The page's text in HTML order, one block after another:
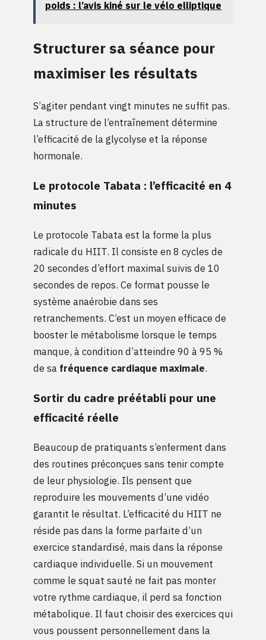
poids : l’avis kiné sur le vélo elliptique
Structurer sa séance pour
maximiser les résultats
S’agiter pendant vingt minutes ne suffit pas.
La structure de l’entraînement détermine
l’efficacité de la glycolyse et la réponse
hormonale.
Le protocole Tabata : l’efficacité en 4
minutes
Le protocole Tabata est la forme la plus
radicale du HIIT. Il consiste en 8 cycles de
20 secondes d’effort maximal suivis de 10
secondes de repos. Ce format pousse le
système anaérobie dans ses
retranchements. C’est un moyen efficace de
booster le métabolisme lorsque le temps
manque, à condition d’atteindre 90 à 95 %
de sa fréquence cardiaque maximale.
Sortir du cadre préétabli pour une
efficacité réelle
Beaucoup de pratiquants s’enferment dans
des routines préconçues sans tenir compte
de leur physiologie. Ils pensent que
reproduire les mouvements d’une vidéo
garantit le résultat. L’efficacité du HIIT ne
réside pas dans la forme parfaite d’un
exercice standardisé, mais dans la réponse
cardiaque individuelle. Si un mouvement
comme le squat sauté ne fait pas monter
votre rythme cardiaque, il perd sa fonction
métabolique. Il faut choisir des exercices qui
vous poussent personnellement dans la